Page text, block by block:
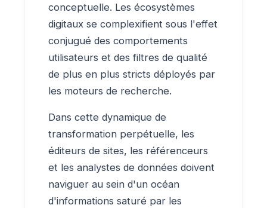
conceptuelle. Les écosystèmes
digitaux se complexifient sous l'effet
conjugué des comportements
utilisateurs et des filtres de qualité
de plus en plus stricts déployés par
les moteurs de recherche.
Dans cette dynamique de
transformation perpétuelle, les
éditeurs de sites, les référenceurs
et les analystes de données doivent
naviguer au sein d'un océan
d'informations saturé par les